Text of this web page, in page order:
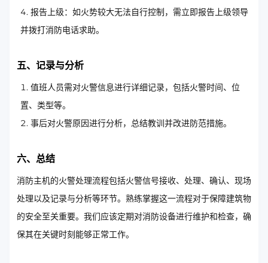
报告上级：如火势较大无法自行控制，需立即报告上级领导
并拨打消防电话求助。
五、记录与分析
值班人员需对火警信息进行详细记录，包括火警时间、位
置、类型等。
事后对火警原因进行分析，总结教训并改进防范措施。
六、总结
消防主机的火警处理流程包括火警信号接收、处理、确认、现场
处理以及记录与分析等环节。熟练掌握这一流程对于保障建筑物
的安全至关重要。我们应该定期对消防设备进行维护和检查，确
保其在关键时刻能够正常工作。